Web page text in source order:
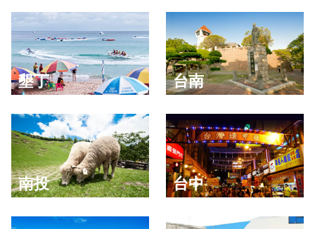
墾丁 台南
南投 台中